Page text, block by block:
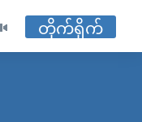
တိုက်ရိုက်